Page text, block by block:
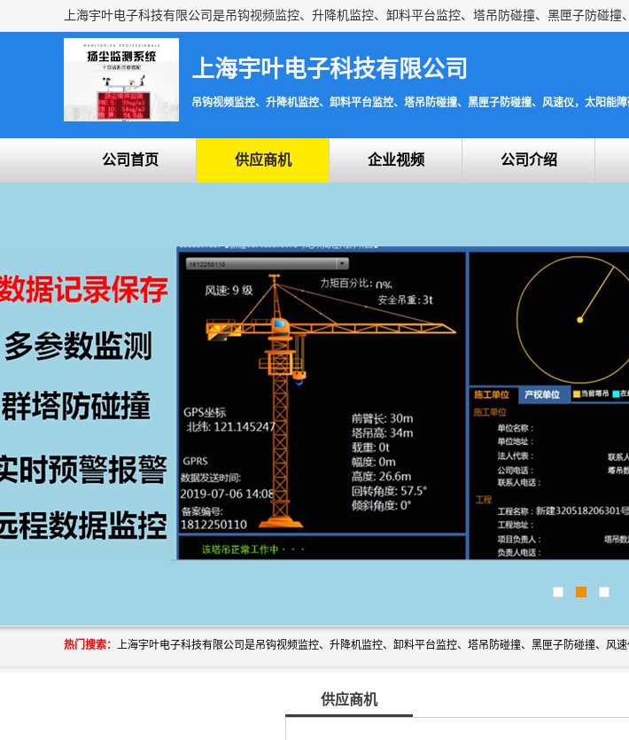
上海宇叶电子科技有限公司
吊钩视频监控、升降机监控、卸料平台监控、塔吊防碰撞、黑匣子防碰撞、风速仪，太阳能障
公司首页 供应商机 企业视频 公司介绍
热门搜索：
供应商机